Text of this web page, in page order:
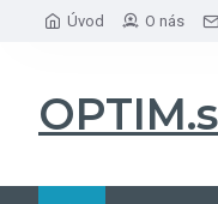
Úvod O nás